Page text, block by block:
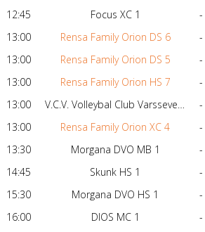
12:45 Focus XC 1
-
13:00 Rensa Family Orion DS 6
-
13:00 Rensa Family Orion DS 5
-
13:00 Rensa Family Orion HS 7
-
13:00 V.C.V. Volleybal Club Varsseveld MB 1
-
13:00 Rensa Family Orion XC 4
-
13:30 Morgana DVO MB 1
-
14:45 Skunk HS 1
-
15:30 Morgana DVO HS 1
-
16:00 DIOS MC 1
-